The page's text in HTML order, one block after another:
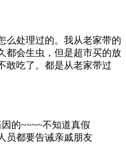
么处理过的。我从老家带的
都会生虫，但是超市买的放
敢吃了。都是从老家带过
的~~~~不知道真假
员都要告诫亲戚朋友